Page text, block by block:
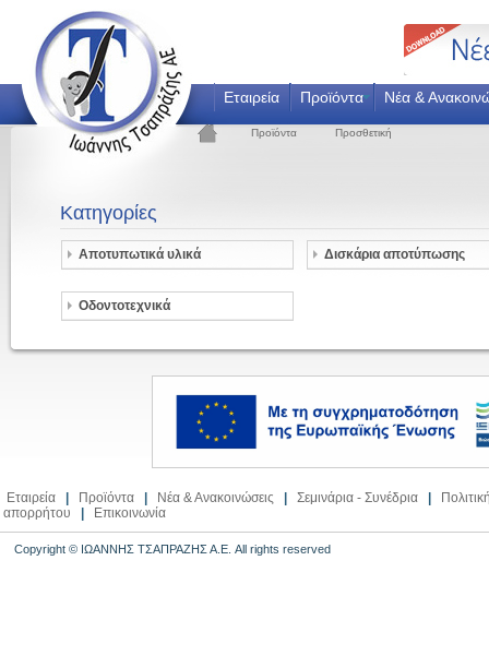
Εταιρεία Προϊόντα Νέα &
Προϊόντα Προσθετική
Κατηγορίες
Αποτυπωτικά υλικά Δισκάρια αποτύπωσης
Οδοντοτεχνικά
Εταιρεία | Προϊόντα | Νέα & Ανακοινώσεις | Σεμινάρια - Συνέδρια |
απορρήτου
| Επικοινωνία
Copyright © ΙΩΑΝΝΗΣ ΤΣΑΠΡΑΖΗΣ Α.Ε. All rights reserved